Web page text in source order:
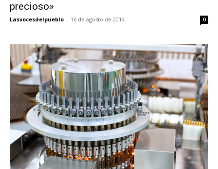
precioso»
Lasvocesdelpueblo - 16 de agosto de 2014 0